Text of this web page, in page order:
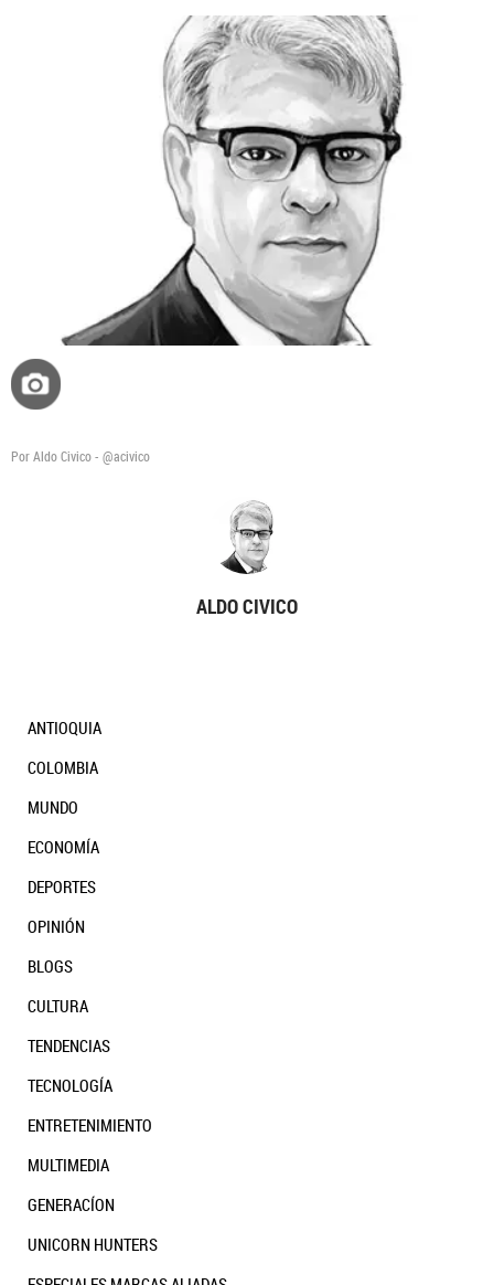
Competencia epidémica
Desafíos del MinEducación del nuevo
Por Aldo Civico - @acivico
ALDO CIVICO
ANTIOQUIA
COLOMBIA
MUNDO
ECONOMÍA
DEPORTES
OPINIÓN
BLOGS
CULTURA
TENDENCIAS
TECNOLOGÍA
ENTRETENIMIENTO
MULTIMEDIA
GENERACÍON
UNICORN HUNTERS